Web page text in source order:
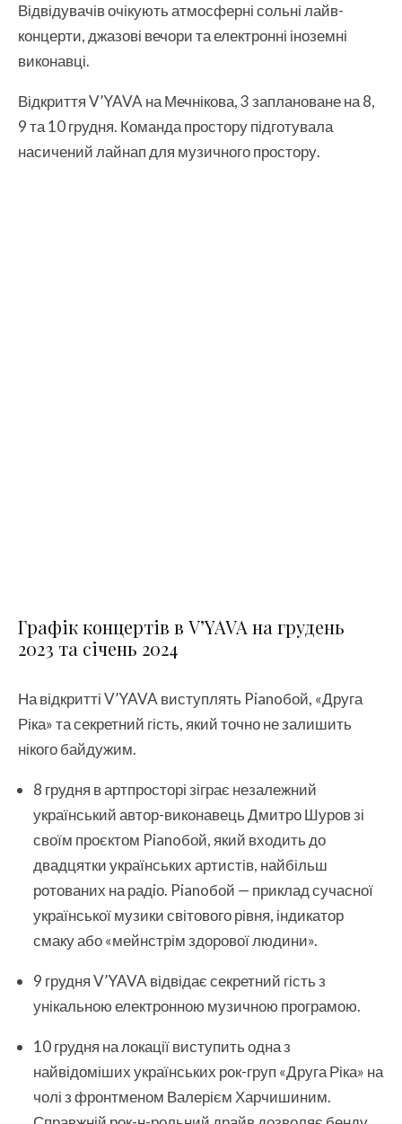
Відвідувачів очікують атмосферні сольні лайв-
концерти, джазові вечори та електронні іноземні
виконавці.
Відкриття V’YAVA на Мечнікова, 3 заплановане на 8,
9 та 10 грудня. Команда простору підготувала
насичений лайнап для музичного простору.
Графік концертів в V’YAVA на грудень
2023 та січень 2024
На відкритті V’YAVA виступлять Pianoбой, «Друга
Ріка» та секретний гість, який точно не залишить
нікого байдужим.
8 грудня в артпросторі зіграє незалежний
український автор-виконавець Дмитро Шуров зі
своїм проєктом Pianoбой, який входить до
двадцятки українських артистів, найбільш
ротованих на радiо. Pianoбой — приклад сучасної
української музики світового рівня, індикатор
смаку або «мейнстрім здорової людини».
9 грудня V’YAVA відвідає секретний гість з
унікальною електронною музичною програмою.
10 грудня на локації виступить одна з
найвідоміших українських рок-груп «Друга Ріка» на
чолі з фронтменом Валерієм Харчишиним.